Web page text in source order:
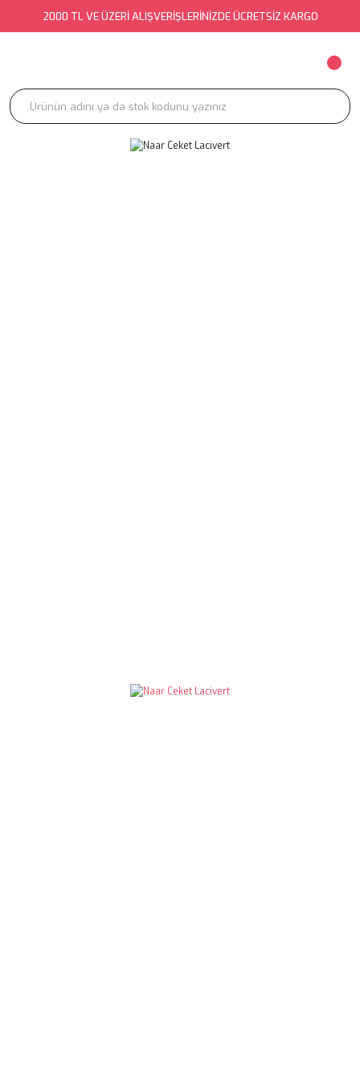
2000 TL VE ÜZERİ ALIŞVERİŞLERİNİZDE ÜCRETSİZ KARGO